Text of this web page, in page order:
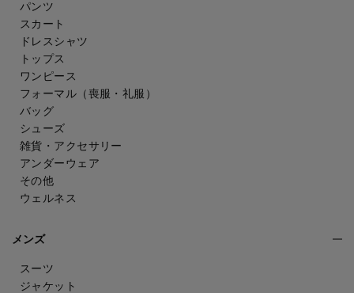
パンツ
スカート
ドレスシャツ
トップス
ワンピース
フォーマル（喪服・礼服）
バッグ
シューズ
雑貨・アクセサリー
アンダーウェア
その他
ウェルネス
メンズ
スーツ
ジャケット